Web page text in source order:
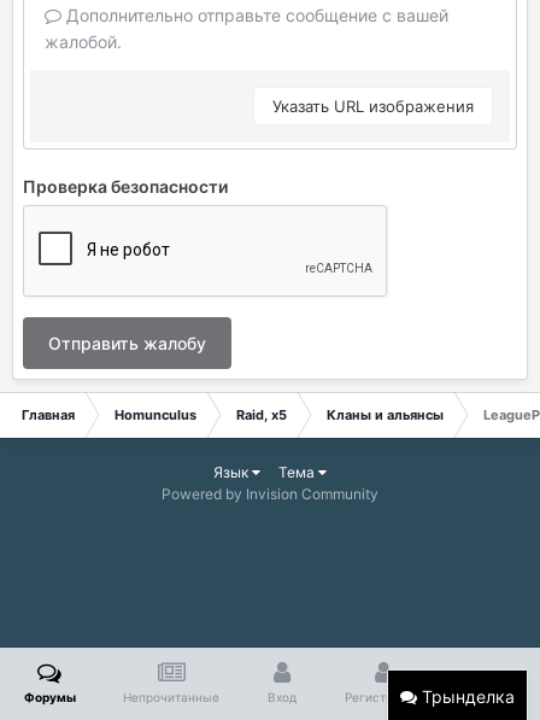
Дополнительно отправьте сообщение с вашей
жалобой.
Указать URL изображения
Проверка безопасности
Отправить жалобу
Главная Homunculus Raid, x5 Кланы и альянсы
Трынделка
Язык
Тема
Powered by Invision Community
Форумы Непрочитанные Вход Регистрация Больше